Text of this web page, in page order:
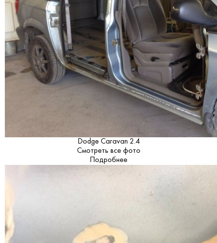
Dodge Caravan 2.4
Смотреть все фото
Подробнее